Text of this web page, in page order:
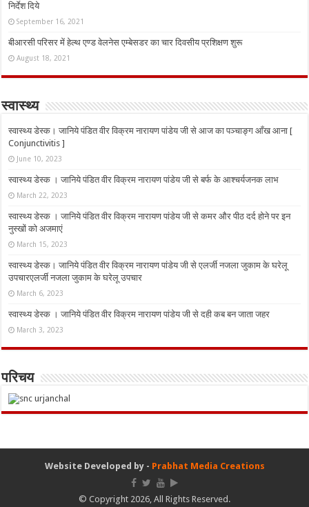
निर्देश दिये
September 16, 2021
बीआरसी परिसर में हेल्थ एण्ड वेलनेस एम्बेसडर का चार दिवसीय प्रशिक्षण शुरू
August 18, 2021
स्वास्थ्य
स्वास्थ्य डेस्क। जानिये पंडित वीर विक्रम नारायण पांडेय जी से आज का पञ्चाङ्ग आँख आना [
Conjunctivitis ]
June 10, 2023
स्वास्थ्य डेस्क । जानिये पंडित वीर विक्रम नारायण पांडेय जी से बर्फ के आश्चर्यजनक लाभ
March 22, 2023
स्वास्थ्य डेस्क । जानिये पंडित वीर विक्रम नारायण पांडेय जी से कमर और पीठ दर्द होने पर इन
नुस्‍खों को अजमाएं
March 15, 2023
स्वास्थ्य डेस्क। जानिये पंडित वीर विक्रम नारायण पांडेय जी से एलर्जी नजला जुकाम के घरेलू
उपचारएलर्जी नजला जुकाम के घरेलू उपचार
March 6, 2023
स्वास्थ्य डेस्क । जानिये पंडित वीर विक्रम नारायण पांडेय जी से दही कब बन जाता जहर
March 3, 2023
परिचय
Website Developed by - Prabhat Media Creations
© Copyright 2026, All Rights Reserved.